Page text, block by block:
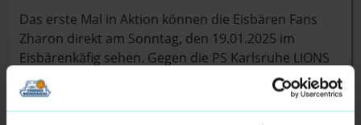
Das erste Mal in Aktion können die Eisbären Fans
Zharon direkt am Sonntag, den 19.01.2025 im
Eisbärenkäfig sehen. Gegen die PS Karlsruhe LIONS
wird er sein Debut im Eisbären-Trikot geben und will
direkt seinen Teil für einen weiteren Sieg beitragen.
Tickets für die Partie gibt es weiter unter